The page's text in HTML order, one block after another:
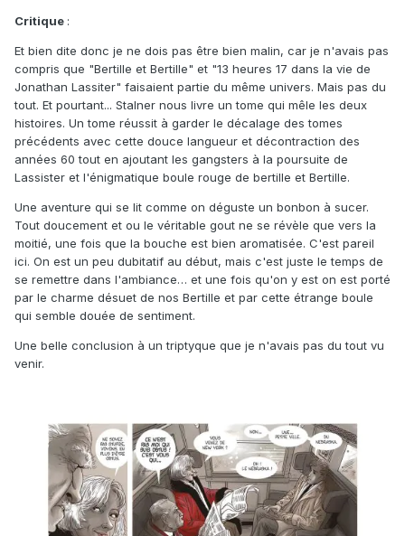
Critique :
Et bien dite donc je ne dois pas être bien malin, car je n'avais pas
compris que "Bertille et Bertille" et "13 heures 17 dans la vie de
Jonathan Lassiter" faisaient partie du même univers. Mais pas du
tout. Et pourtant... Stalner nous livre un tome qui mêle les deux
histoires. Un tome réussit à garder le décalage des tomes
précédents avec cette douce langueur et décontraction des
années 60 tout en ajoutant les gangsters à la poursuite de
Lassister et l'énigmatique boule rouge de bertille et Bertille.
Une aventure qui se lit comme on déguste un bonbon à sucer.
Tout doucement et ou le véritable gout ne se révèle que vers la
moitié, une fois que la bouche est bien aromatisée. C'est pareil
ici. On est un peu dubitatif au début, mais c'est juste le temps de
se remettre dans l'ambiance… et une fois qu'on y est on est porté
par le charme désuet de nos Bertille et par cette étrange boule
qui semble douée de sentiment.
Une belle conclusion à un triptyque que je n'avais pas du tout vu
venir.